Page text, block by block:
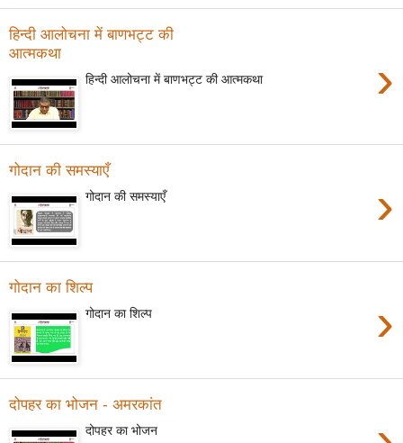
हिन्दी आलोचना में बाणभट्ट की
आत्मकथा
›
हिन्दी आलोचना में बाणभट्ट की आत्मकथा
गोदान की समस्याएँ
›
गोदान की समस्याएँ
गोदान का शिल्प
›
गोदान का शिल्प
दोपहर का भोजन - अमरकांत
दोपहर का भोजन